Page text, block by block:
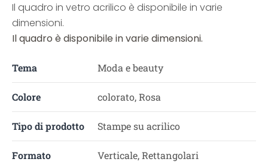
Il quadro in vetro acrilico è disponibile in varie
dimensioni.
Il quadro è disponibile in varie dimensioni.
Tema Moda e beauty
Colore colorato, Rosa
Tipo di prodotto Stampe su acrilico
Formato Verticale, Rettangolari